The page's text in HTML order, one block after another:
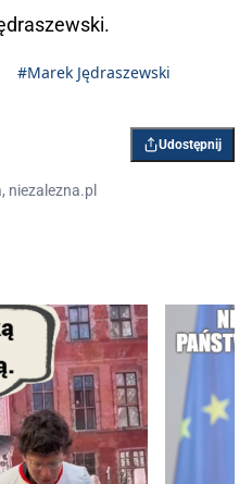
#Marek Jędraszewski
Udostępnij
niezalezna.pl